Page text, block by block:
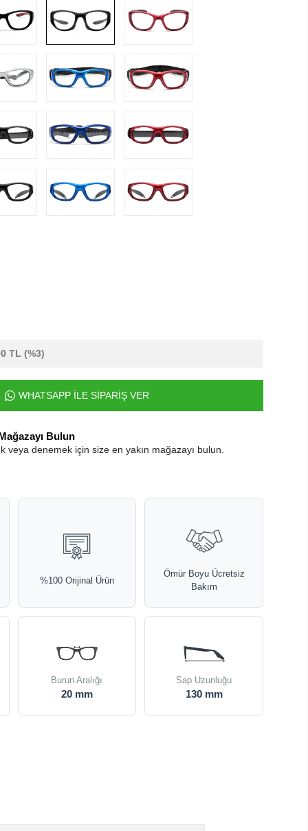
TL (%3)
WHATSAPP İLE SİPARİŞ VER
Bulun
veya denemek için size en yakın mağazayı bulun.
%100 Orijinal Ürün
Ömür Boyu Ücretsiz
Bakım
Burun Aralığı
20 mm
Sap Uzunluğu
130 mm